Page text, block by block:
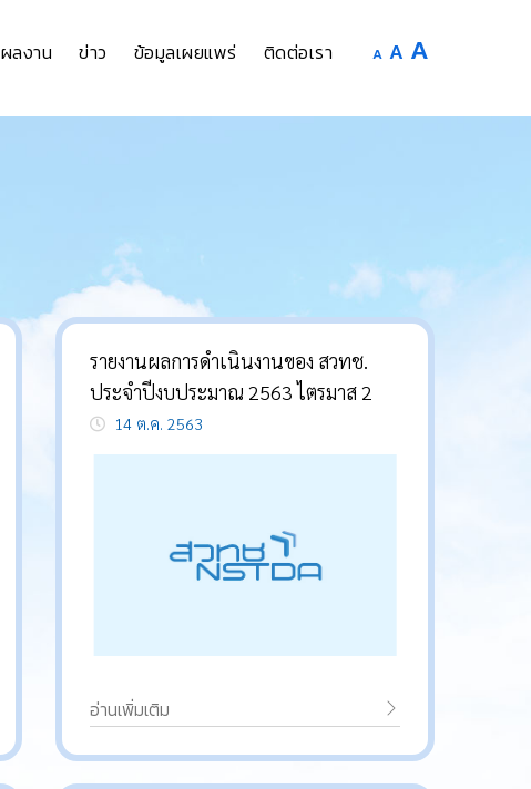
ผลงาน ข่าว ข้อมูลเผยแพร่ ติดต่อเรา A Decrease
A Reset
size.
A
size.
รายงานผลการดำเนินงานของ สวทช.
ประจำปีงบประมาณ 2563 ไตรมาส 2
14 ต.ค. 2563
อ่านเพิ่มเติม